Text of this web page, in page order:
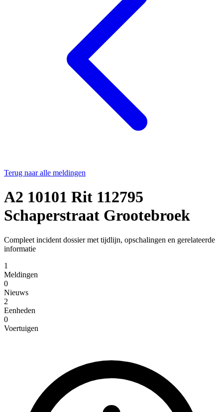
Terug naar alle meldingen
A2 10101 Rit 112795
Schaperstraat Grootebroek
Compleet incident dossier met tijdlijn, opschalingen en gerelateerde
informatie
1
Meldingen
0
Nieuws
2
Eenheden
0
Voertuigen